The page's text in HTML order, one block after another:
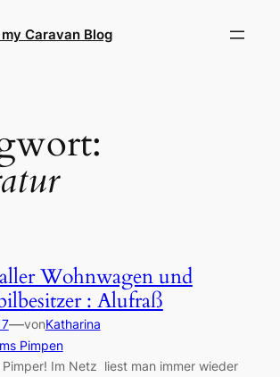
Caravan Blog
Wohnwagen und
: Alufraß
—vonKatharina
Pimpen
Pimper! Im Netz liest man immer wieder